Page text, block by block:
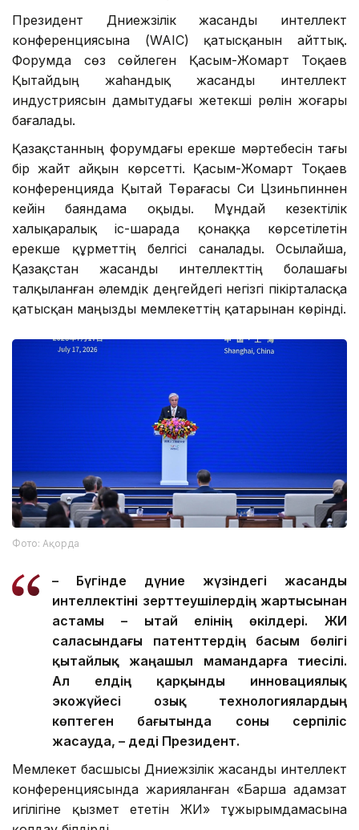
Жасанды интеллект жөніндегі жаһандық
пікірталас
Президент Дүниежүзілік жасанды интеллект
конференциясына (WAIC) қатысқанын айттық.
Форумда сөз сөйлеген Қасым-Жомарт Тоқаев
Қытайдың жаһандық жасанды интеллект
индустриясын дамытудағы жетекші рөлін жоғары
бағалады.
Қазақстанның форумдағы ерекше мәртебесін тағы
бір жайт айқын көрсетті. Қасым-Жомарт Тоқаев
конференцияда Қытай Төрағасы Си Цзиньпиннен
кейін баяндама оқыды. Мұндай кезектілік
халықаралық іс-шарада қонаққа көрсетілетін
ерекше құрметтің белгісі саналады. Осылайша,
Қазақстан жасанды интеллекттің болашағы
талқыланған әлемдік деңгейдегі негізгі пікірталасқа
қатысқан маңызды мемлекеттің қатарынан көрінді.
Фото: Ақорда
– Бүгінде дүние жүзіндегі жасанды
интеллектіні зерттеушілердің жартысынан
астамы – Қытай елінің өкілдері. ЖИ
саласындағы патенттердің басым бөлігі
қытайлық жаңашыл мамандарға тиесілі.
Ал елдің қарқынды инновациялық
экожүйесі озық технологиялардың
көптеген бағытында соны серпіліс
жасауда, – деді Президент.
Мемлекет басшысы Дүниежүзілік жасанды интеллект